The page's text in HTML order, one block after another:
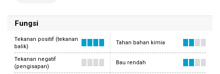
Fungsi
Tekanan positif (tekanan
balik)
Tekanan negatif
(pengisapan)
Tahan bahan kimia
Bau rendah